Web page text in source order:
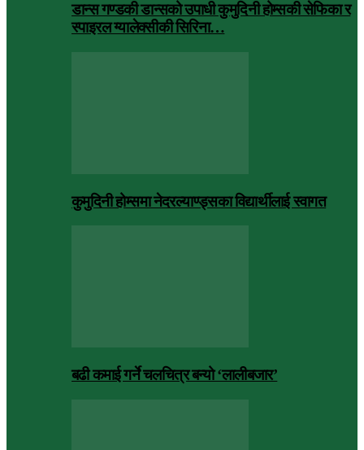
डान्स गण्डकी डान्सको उपाधी कुमुदिनी होम्सकी सेफिका र
स्पाइरल ग्यालेक्सीकी सिरिना…
कुमुदिनी होम्समा नेदरल्याण्ड्सका विद्यार्थीलाई स्वागत
बढी कमाई गर्ने चलचित्र बन्यो ‘लालीबजार’